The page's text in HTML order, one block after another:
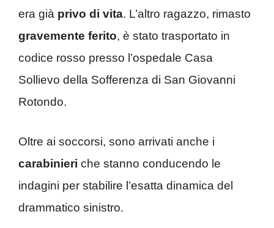
era già privo di vita. L’altro ragazzo, rimasto
gravemente ferito, è stato trasportato in
codice rosso presso l’ospedale Casa
Sollievo della Sofferenza di San Giovanni
Rotondo.
Oltre ai soccorsi, sono arrivati anche i
carabinieri che stanno conducendo le
indagini per stabilire l’esatta dinamica del
drammatico sinistro.